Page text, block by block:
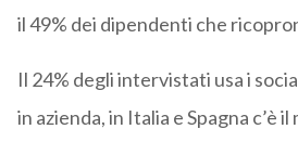
il 49% dei dipendenti che
Il 24% degli intervistati usa i
in azienda, in Italia e Spagna c’è